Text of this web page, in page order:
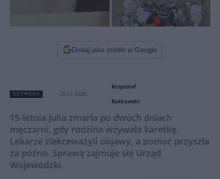
Dodaj jako źródło w Google
OSTRÓDA 25.11.2020
Krzysztof
Rutkowski
15-letnia Julia zmarła po dwóch dniach
męczarni, gdy rodzina wzywała karetkę.
Lekarze zlekceważyli objawy, a pomoc przyszła
za późno. Sprawą zajmuje się Urząd
Wojewódzki.